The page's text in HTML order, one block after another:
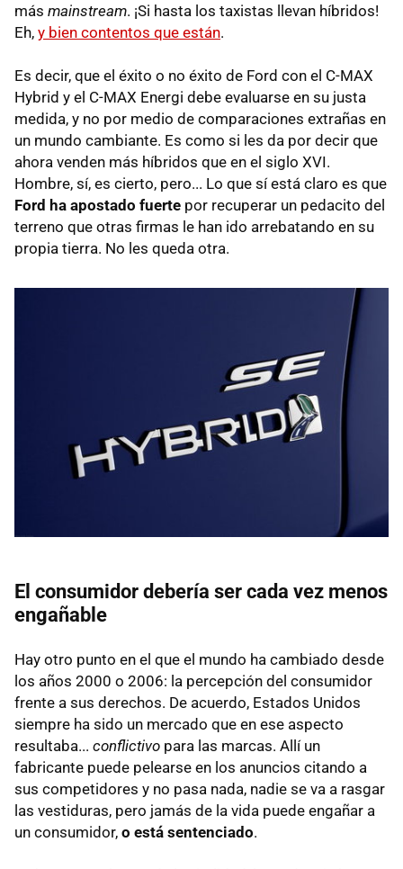
más mainstream. ¡Si hasta los taxistas llevan híbridos!
Eh, y bien contentos que están.
Es decir, que el éxito o no éxito de Ford con el C-MAX
Hybrid y el C-MAX Energi debe evaluarse en su justa
medida, y no por medio de comparaciones extrañas en
un mundo cambiante. Es como si les da por decir que
ahora venden más híbridos que en el siglo XVI.
Hombre, sí, es cierto, pero... Lo que sí está claro es que
Ford ha apostado fuerte por recuperar un pedacito del
terreno que otras firmas le han ido arrebatando en su
propia tierra. No les queda otra.
El consumidor debería ser cada vez menos
engañable
Hay otro punto en el que el mundo ha cambiado desde
los años 2000 o 2006: la percepción del consumidor
frente a sus derechos. De acuerdo, Estados Unidos
siempre ha sido un mercado que en ese aspecto
resultaba... conflictivo para las marcas. Allí un
fabricante puede pelearse en los anuncios citando a
sus competidores y no pasa nada, nadie se va a rasgar
las vestiduras, pero jamás de la vida puede engañar a
un consumidor, o está sentenciado.